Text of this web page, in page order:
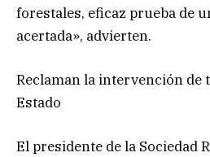
forestales, eficaz prueba de
acertada», advierten.
Reclaman la intervención de
Estado
El presidente de la Sociedad